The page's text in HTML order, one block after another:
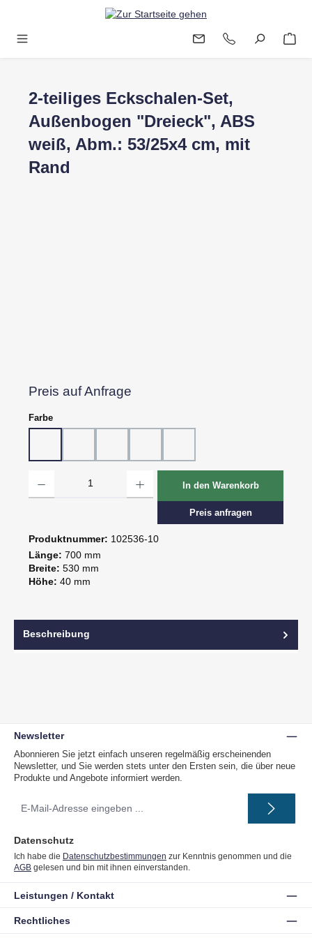
Zum Hauptinhalt springen
2-teiliges Eckschalen-Set,
Außenbogen "Dreieck", ABS
weiß, Abm.: 53/25x4 cm, mit
Rand
Preis auf Anfrage
Farbeauswählen
In den Warenkorb
Preis anfragen
Produktnummer: 102536-10
Länge: 700 mm
Breite: 530 mm
Höhe: 40 mm
Beschreibung
Newsletter
Abonnieren Sie jetzt einfach unseren regelmäßig erscheinenden
Newsletter, und Sie werden stets unter den Ersten sein, die über neue
Produkte und Angebote informiert werden.
Mail-
Datenschutz
Ich habe die Datenschutzbestimmungen zur Kenntnis genommen und die
AGB gelesen und bin mit ihnen einverstanden.
Leistungen / Kontakt
Rechtliches